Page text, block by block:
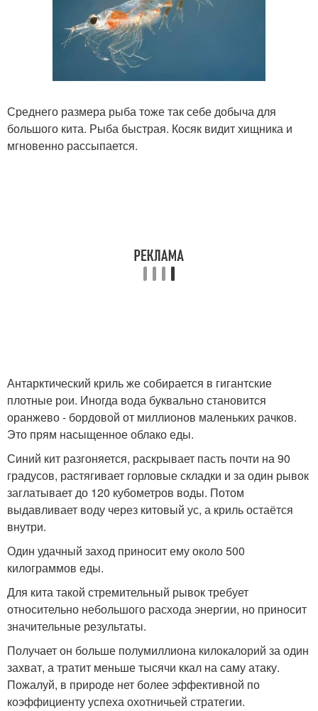
Среднего размера рыба тоже так себе добыча для
большого кита. Рыба быстрая. Косяк видит хищника и
мгновенно рассыпается.
Антарктический криль же собирается в гигантские
плотные рои. Иногда вода буквально становится
оранжево - бордовой от миллионов маленьких рачков.
Это прям насыщенное облако еды.
Синий кит разгоняется, раскрывает пасть почти на 90
градусов, растягивает горловые складки и за один рывок
заглатывает до 120 кубометров воды. Потом
выдавливает воду через китовый ус, а криль остаётся
внутри.
Один удачный заход приносит ему около 500
килограммов еды.
Для кита такой стремительный рывок требует
относительно небольшого расхода энергии, но приносит
значительные результаты.
Получает он больше полумиллиона килокалорий за один
захват, а тратит меньше тысячи ккал на саму атаку.
Пожалуй, в природе нет более эффективной по
коэффициенту успеха охотничьей стратегии.